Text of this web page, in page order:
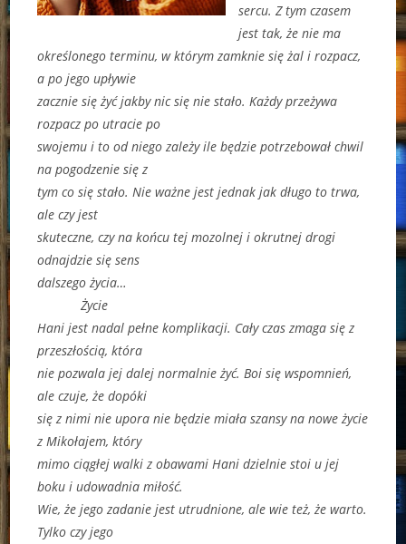
sercu. Z tym czasem
jest tak, że nie ma
określonego terminu, w którym zamknie się żal i rozpacz,
a po jego upływie
zacznie się żyć jakby nic się nie stało. Każdy przeżywa
rozpacz po utracie po
swojemu i to od niego zależy ile będzie potrzebował chwil
na pogodzenie się z
tym co się stało. Nie ważne jest jednak jak długo to trwa,
ale czy jest
skuteczne, czy na końcu tej mozolnej i okrutnej drogi
odnajdzie się sens
dalszego życia…
Życie
Hani jest nadal pełne komplikacji. Cały czas zmaga się z
przeszłością, która
nie pozwala jej dalej normalnie żyć. Boi się wspomnień,
ale czuje, że dopóki
się z nimi nie upora nie będzie miała szansy na nowe życie
z Mikołajem, który
mimo ciągłej walki z obawami Hani dzielnie stoi u jej
boku i udowadnia miłość.
Wie, że jego zadanie jest utrudnione, ale wie też, że warto.
Tylko czy jego